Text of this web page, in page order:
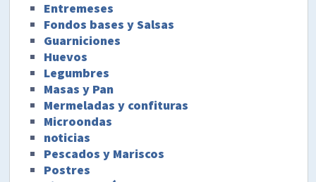
Entremeses
Fondos bases y Salsas
Guarniciones
Huevos
Legumbres
Masas y Pan
Mermeladas y confituras
Microondas
noticias
Pescados y Mariscos
Postres